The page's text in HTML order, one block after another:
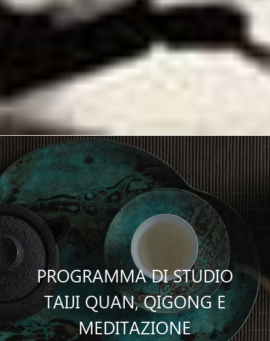
PROGRAMMA DI STUDIO
TAIJI QUAN, QIGONG E
MEDITAZIONE